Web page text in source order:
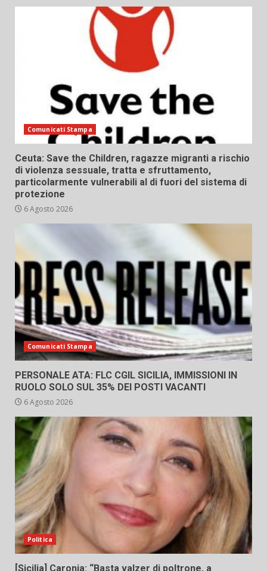
Comunicati Stampa
Ceuta: Save the Children, ragazze migranti a rischio
di violenza sessuale, tratta e sfruttamento,
particolarmente vulnerabili al di fuori del sistema di
protezione
6 Agosto 2026
Comunicati Stampa
PERSONALE ATA: FLC CGIL SICILIA, IMMISSIONI IN
RUOLO SOLO SUL 35% DEI POSTI VACANTI
6 Agosto 2026
Politica
[Sicilia] Caronia: “Basta valzer di poltrone, a